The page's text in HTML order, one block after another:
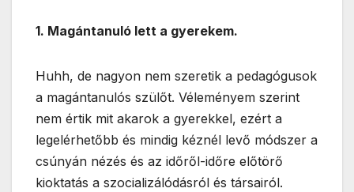
1. Magántanuló lett a gyerekem.
Huhh, de nagyon nem szeretik a pedagógusok
a magántanulós szülőt. Véleményem szerint
nem értik mit akarok a gyerekkel, ezért a
legelérhetőbb és mindig kéznél levő módszer a
csúnyán nézés és az időről-időre előtörő
kioktatás a szocializálódásról és társairól.